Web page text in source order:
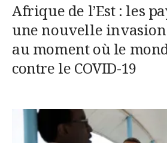
Afrique de l’Est : les
une nouvelle
au moment où le
contre le COVID-19